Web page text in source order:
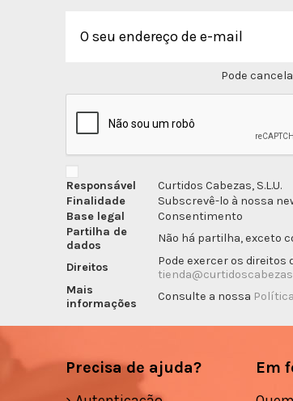
Pode
Responsável
Curtidos Cabezas, S.L.U.
Finalidade
Subscrevê-lo à nossa
Base legal
Consentimento
Partilha de
dados
Não há partilha, exceto
Direitos
Pode exercer os
Mais
informações
Consulte a nossa
Precisa de ajuda? Em